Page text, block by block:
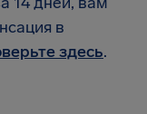
в
здесь.